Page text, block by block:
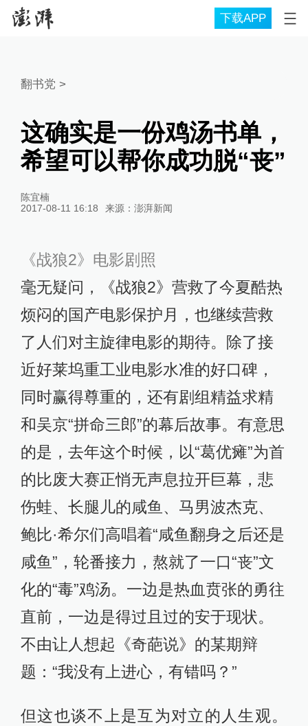
下载APP
翻书党 >
这确实是一份鸡汤书单，
希望可以帮你成功脱“丧”
陈宜楠
2017-08-11 16:18
来源： 澎湃新闻
《战狼2》电影剧照
毫无疑问，《战狼2》营救了今夏酷热
烦闷的国产电影保护月，也继续营救
了人们对主旋律电影的期待。除了接
近好莱坞重工业电影水准的好口碑，
同时赢得尊重的，还有剧组精益求精
和吴京“拼命三郎”的幕后故事。有意思
的是，去年这个时候，以“葛优瘫”为首
的比废大赛正悄无声息拉开巨幕，悲
伤蛙、长腿儿的咸鱼、马男波杰克、
鲍比·希尔们高唱着“咸鱼翻身之后还是
咸鱼”，轮番接力，熬就了一口“丧”文
化的“毒”鸡汤。一边是热血贲张的勇往
直前，一边是得过且过的安于现状。
不由让人想起《奇葩说》的某期辩
题：“我没有上进心，有错吗？”
但这也谈不上是互为对立的人生观。